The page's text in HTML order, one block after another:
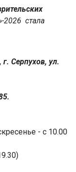
2026 стала
Серпухов, ул.
- с 10.00